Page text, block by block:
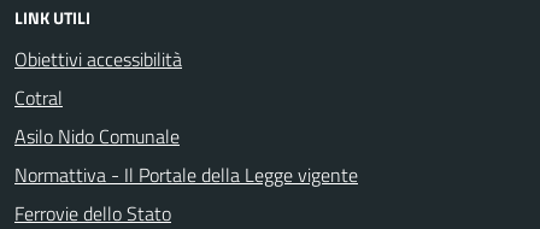
LINK UTILI
Obiettivi accessibilità
Cotral
Asilo Nido Comunale
Normattiva - Il Portale della Legge vigente
Ferrovie dello Stato